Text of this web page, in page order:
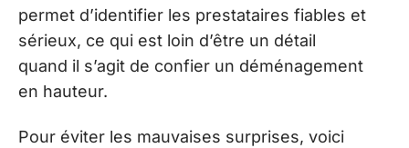
permet d’identifier les prestataires fiables et
sérieux, ce qui est loin d’être un détail
quand il s’agit de confier un déménagement
en hauteur.
Pour éviter les mauvaises surprises, voici